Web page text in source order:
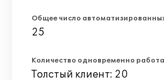
Общее число
25
Количество одновременно
Толстый клиент: 20